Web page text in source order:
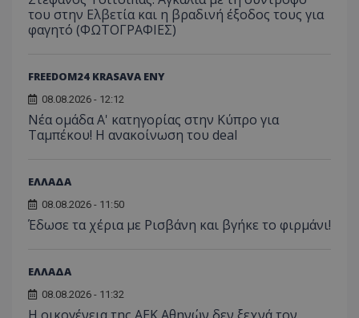
του στην Ελβετία και η βραδινή έξοδος τους για
φαγητό (ΦΩΤΟΓΡΑΦΙΕΣ)
FREEDOM24 KRASAVA ΕΝΥ
08.08.2026 - 12:12
Νέα ομάδα Α' κατηγορίας στην Κύπρο για
Ταμπέκου! Η ανακοίνωση του deal
ΕΛΛΑΔΑ
08.08.2026 - 11:50
Έδωσε τα χέρια με Ρισβάνη και βγήκε το φιρμάνι!
ΕΛΛΑΔΑ
08.08.2026 - 11:32